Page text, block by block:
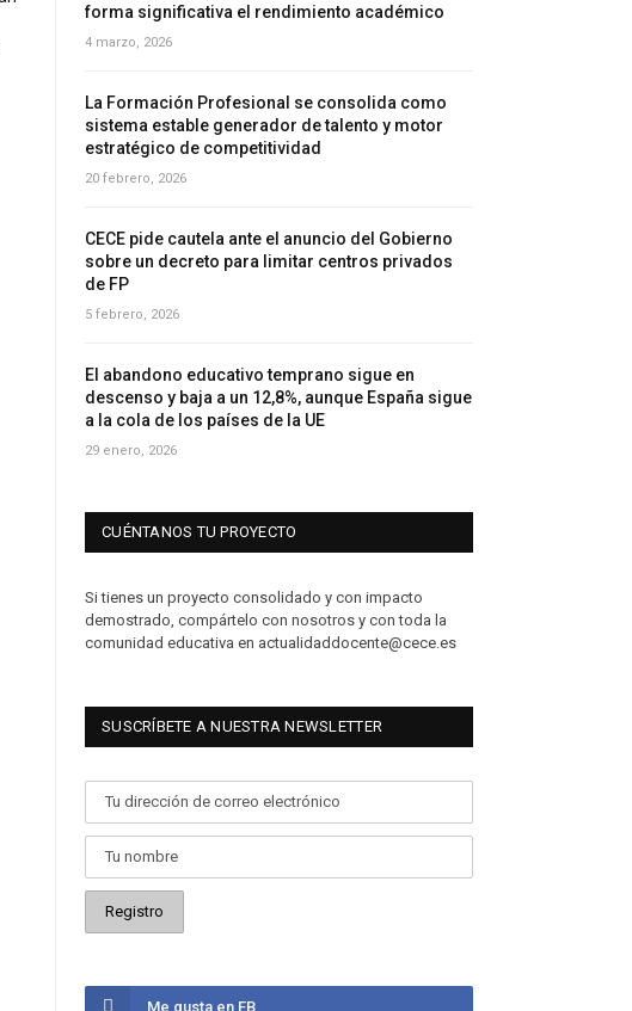
forma significativa el rendimiento académico
4 marzo, 2026
La Formación Profesional se consolida como
sistema estable generador de talento y motor
estratégico de competitividad
20 febrero, 2026
CECE pide cautela ante el anuncio del Gobierno
sobre un decreto para limitar centros privados
de FP
5 febrero, 2026
El abandono educativo temprano sigue en
descenso y baja a un 12,8%, aunque España sigue
a la cola de los países de la UE
29 enero, 2026
CUÉNTANOS TU PROYECTO
Si tienes un proyecto consolidado y con impacto
demostrado, compártelo con nosotros y con toda la
comunidad educativa en actualidaddocente@cece.es
SUSCRÍBETE A NUESTRA NEWSLETTER
Me gusta en FB